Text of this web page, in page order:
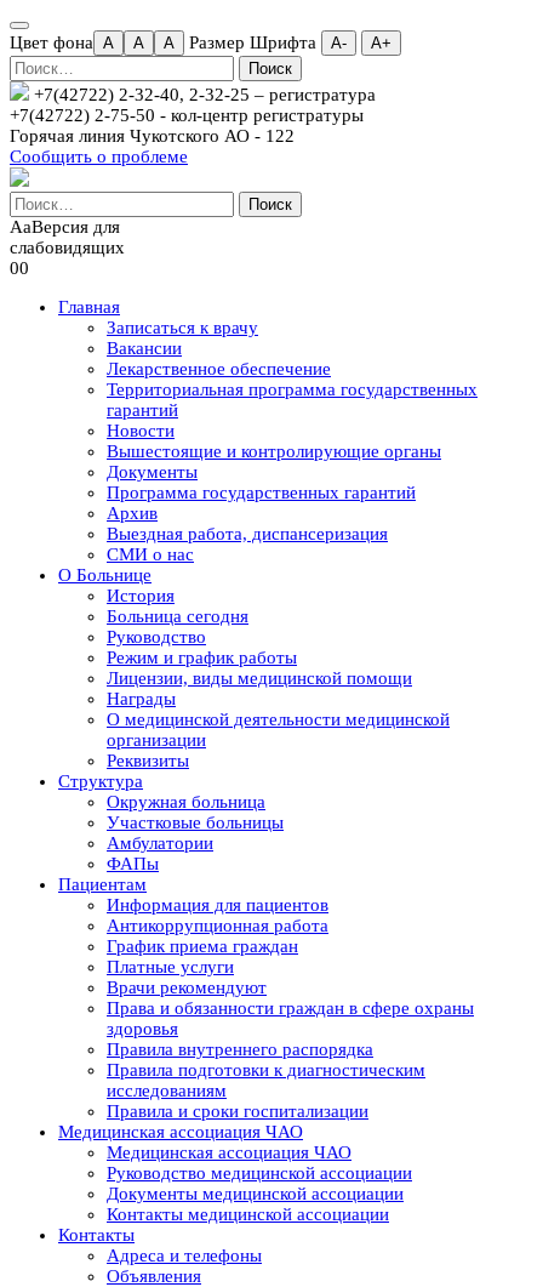
Цвет фона A A A Размер Шрифта А- А+
Найти:
+7(42722) 2-32-40, 2-32-25 – регистратура
+7(42722) 2-75-50 - кол-центр регистратуры
Горячая линия Чукотского АО - 122
Сообщить о проблеме
Найти:
AaВерсия для
слабовидящих
00
Главная
Записаться к врачу
Вакансии
Лекарственное обеспечение
Территориальная программа государственных
гарантий
Новости
Вышестоящие и контролирующие органы
Документы
Программа государственных гарантий
Архив
Выездная работа, диспансеризация
СМИ о нас
О Больнице
История
Больница сегодня
Руководство
Режим и график работы
Лицензии, виды медицинской помощи
Награды
О медицинской деятельности медицинской
организации
Реквизиты
Структура
Окружная больница
Участковые больницы
Амбулатории
ФАПы
Пациентам
Информация для пациентов
Антикоррупционная работа
График приема граждан
Платные услуги
Врачи рекомендуют
Права и обязанности граждан в сфере охраны
здоровья
Правила внутреннего распорядка
Правила подготовки к диагностическим
исследованиям
Правила и сроки госпитализации
Медицинская ассоциация ЧАО
Медицинская ассоциация ЧАО
Руководство медицинской ассоциации
Документы медицинской ассоциации
Контакты медицинской ассоциации
Контакты
Адреса и телефоны
Объявления